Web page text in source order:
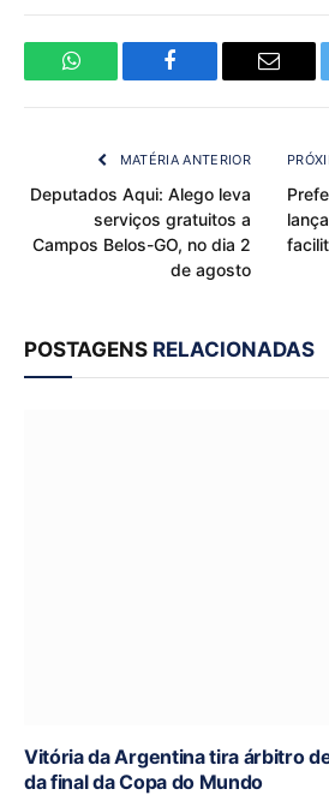
WhatsApp Facebook Email
MATÉRIA ANTERIOR
Deputados Aqui: Alego leva
serviços gratuitos a
Campos Belos-GO, no dia 2
de agosto
POSTAGENS RELACIONADAS
Vitória da Argentina tira árbitro
da final da Copa do Mundo